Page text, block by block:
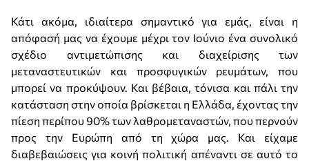
Κάτι ακόμα, ιδιαίτερα σημαντικό για εμάς, είναι η
απόφασή μας να έχουμε μέχρι τον Ιούνιο ένα συνολικό
σχέδιο αντιμετώπισης και διαχείρισης των
μεταναστευτικών και προσφυγικών ρευμάτων, που
μπορεί να προκύψουν. Και βέβαια, τόνισα και πάλι την
κατάσταση στην οποία βρίσκεται η Ελλάδα, έχοντας την
πίεση περίπου 90% των λαθρομεταναστών, που περνούν
προς την Ευρώπη από τη χώρα μας. Και είχαμε
διαβεβαιώσεις για κοινή πολιτική απέναντι σε αυτό το